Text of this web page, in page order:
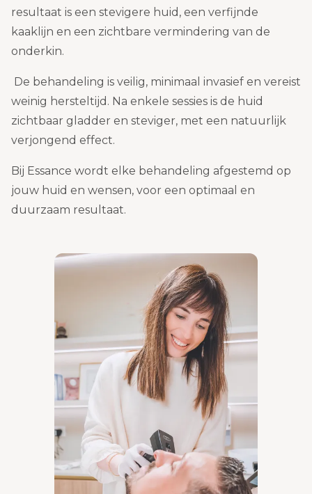
resultaat is een stevigere huid, een verfijnde
kaaklijn en een zichtbare vermindering van de
onderkin.
De behandeling is veilig, minimaal invasief en vereist
weinig hersteltijd. Na enkele sessies is de huid
zichtbaar gladder en steviger, met een natuurlijk
verjongend effect.
Bij Essance wordt elke behandeling afgestemd op
jouw huid en wensen, voor een optimaal en
duurzaam resultaat.